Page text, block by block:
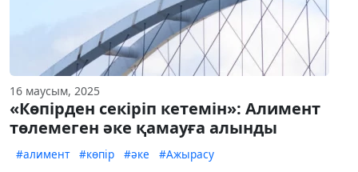
16 маусым, 2025
«Көпірден секіріп кетемін»: Алимент
төлемеген әке қамауға алынды
#алимент #көпір #әке #Ажырасу